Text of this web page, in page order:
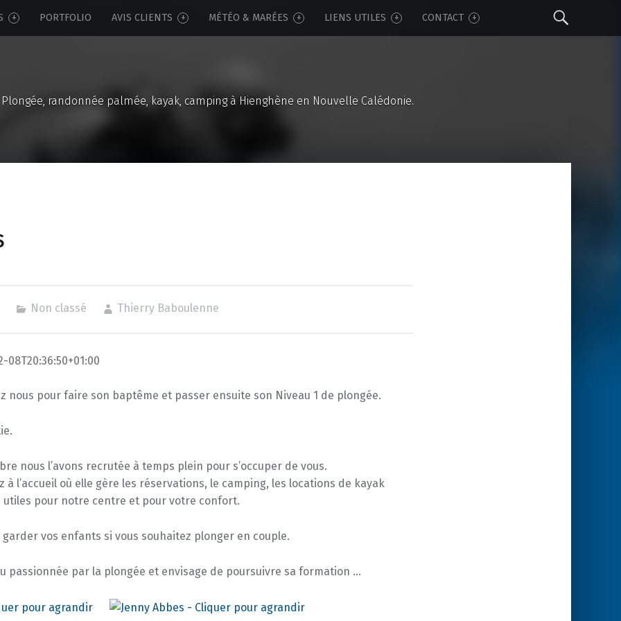
PORTFOLIO AVIS CLIENTS MÉTÉO & MARÉES LIENS UTILES CONTACT
Plongée, randonnée palmée, kayak, camping à Hienghène en Nouvelle Calédonie.
Non classé Thierry Baboulenne
08T20:36:50+01:00
nous pour faire son baptême et passer ensuite son Niveau 1 de plongée.
nous l’avons recrutée à temps plein pour s’occuper de vous.
à l’accueil où elle gère les réservations, le camping, les locations de kayak
utiles pour notre centre et pour votre confort.
garder vos enfants si vous souhaitez plonger en couple.
passionnée par la plongée et envisage de poursuivre sa formation …